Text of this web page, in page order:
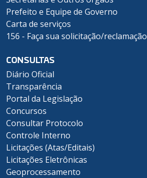
Prefeito e Equipe de Governo
Carta de serviços
156 - Faça sua solicitação/reclamação
CONSULTAS
Diário Oficial
Transparência
Portal da Legislação
Concursos
Consultar Protocolo
Controle Interno
Licitações (Atas/Editais)
Licitações Eletrônicas
Geoprocessamento